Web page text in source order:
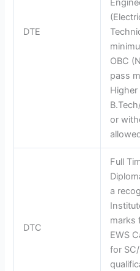
DTE
OBC
pass
or
DTC
Full
a
marks
EWS
for